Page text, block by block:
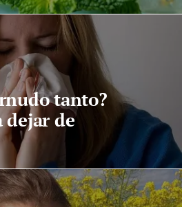
tanto?
dejar de